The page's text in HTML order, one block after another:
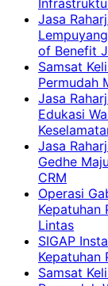
Jasa
of Benefit
Samsat
Permudah
Jasa
Edukasi
Jasa
Gedhe
CRM
Operasi
Kepatuhan
Lintas
SIGAP
Kepatuhan
Samsat